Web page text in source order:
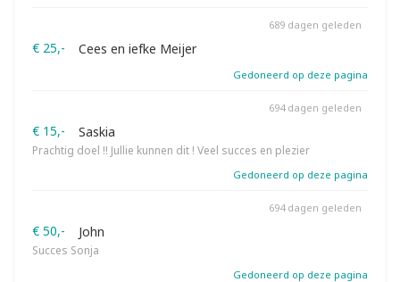
€ 25,- Cees en iefke Meijer
689 dagen geleden
Gedoneerd op deze pagina
€ 15,- Saskia
Prachtig doel !! Jullie kunnen dit ! Veel succes en plezier
694 dagen geleden
Gedoneerd op deze pagina
€ 50,- John
Succes Sonja
694 dagen geleden
Gedoneerd op deze pagina